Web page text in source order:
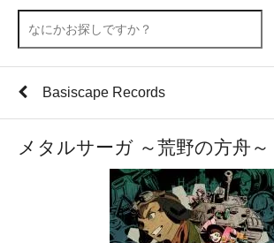
Basiscape Records
メタルサーガ ～荒野の方舟～